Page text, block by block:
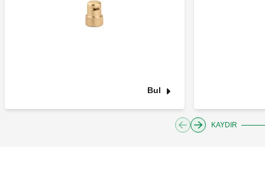
Bul
KAYDIR